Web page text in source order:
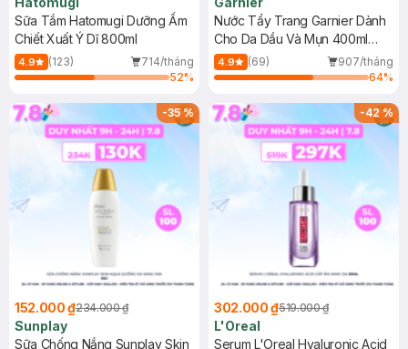
Sữa Tắm Hatomugi Dưỡng Ẩm
Chiết Xuất Ý Dĩ 800ml
4.9 (123)
714/tháng
52%
Nước Tẩy Trang Garnier Dành
Cho Da Dầu Và Mụn 400ml
(Mới)
4.9 (69)
907/tháng
64%
-35%
152.000 ₫234.000 ₫
Sunplay
Sữa Chống Nắng Sunplay Skin
-42%
302.000 ₫519.000 ₫
L'Oreal
Serum L'Oreal Hyaluronic Acid